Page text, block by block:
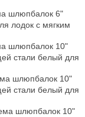
шлюпбалок 6"
лодок с мягким
шлюпбалок 10"
стали белый для
шлюпбалок 10"
стали белый для
шлюпбалок 10"